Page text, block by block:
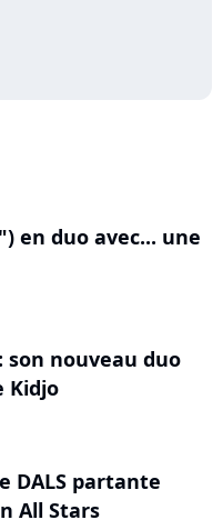
en duo avec... une
son nouveau duo
Kidjo
DALS partante
All Stars